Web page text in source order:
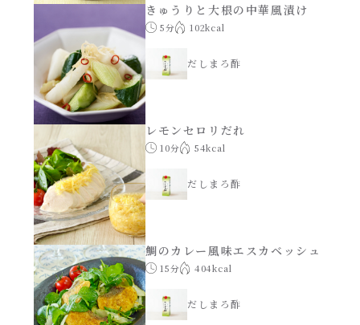
きゅうりと大根の中華風漬け
5分 102kcal
だしまろ酢
レモンセロリだれ
10分 54kcal
だしまろ酢
鯛のカレー風味エスカベッシュ
15分 404kcal
だしまろ酢